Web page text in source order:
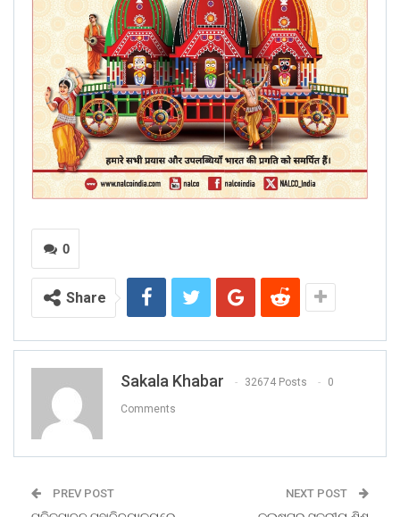
0
Share
Sakala Khabar 32674 Posts 0
Comments
PREV POST NEXT POST